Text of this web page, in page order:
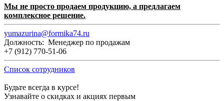
Мы не просто продаем продукцию, а предлагаем
комплексное решение.
yumazurina@formika74.ru
Должность: Менеджер по продажам
+7 (912) 770-51-06
Список сотрудников
Будьте всегда в курсе!
Узнавайте о скидках и акциях первым